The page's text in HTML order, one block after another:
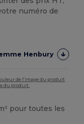
numéro de
Henbury
de l'image du produit
du produit.
pour toutes les